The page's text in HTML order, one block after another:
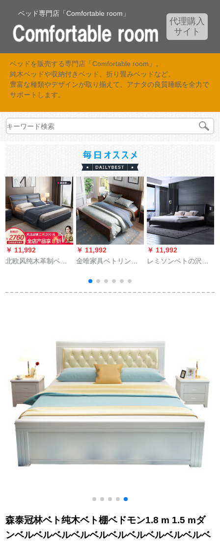
ベッド専門店「Comfortable room」
代理購入
サイト
ベッドを販売する専門店「Comfortable room」。
純木ベッドや収納付きベッド、折り畳みベッドなど、
豊富な種類やデザインが取り揃えて、アナタの良質睡眠を全力で
サポートします。
￥ 11,992
北欧风纯木革制ベド
纳纳纳纳纳纳纳库ベ
￥ 11,992
金唯家具ベトリング
ルテルテルテルテル
テルの寮ダンベルを
￥ 11,992
レミソンベトの沢本
环境保护シスト*1500
森泰冠林ベト纯木ベト棚ベドモン1.8 m 1.5 mダ
ンベルベルベルベルベルベルベルベルベルベルベ